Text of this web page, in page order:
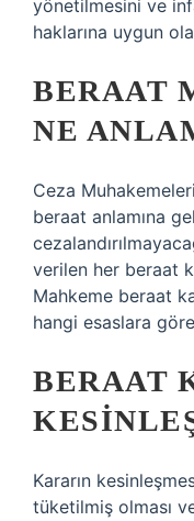
yönetilmesini ve
haklarına uygun
BERAAT
NE
Ceza
beraat anlamına
verilen her beraat
Mahkeme beraat
hangi esaslara
BERAAT
Kararın
tüketilmiş olması